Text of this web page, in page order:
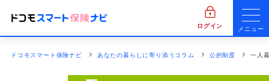
ログイン メニュー
ドコモスマート保険ナビ あなたの暮らしに寄り添うコラム 公的制度 一人